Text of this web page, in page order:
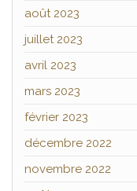
août 2023
juillet 2023
avril 2023
mars 2023
février 2023
décembre 2022
novembre 2022